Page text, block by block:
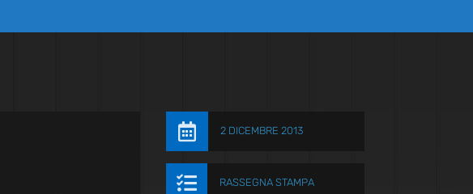
 2 DICEMBRE 2013
 RASSEGNA STAMPA